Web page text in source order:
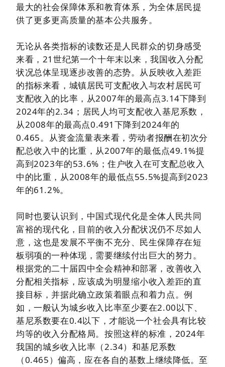
最大的社会保障体系和教育体系，为全体居民提
供了更多更高质量的基本公共服务。
无论从各类指标的读数还是人民群众的切身感受
来看，21世纪第一个十年末以来，我国收入分配
状况总体呈现逐步改善的态势。从反映收入差距
的指标来看，城镇居民可支配收入与农村居民可
支配收入的比率，从2007年的最高点3.14下降到
2024年的2.34；居民人均可支配收入基尼系数，
从2008年的最高点0.491下降到2024年的
0.465。从资金流量表来看，劳动者报酬在初次分
配总收入中的比重，从2007年的最低点49.1%提
高到2023年的53.6%；住户收入在可支配总收入
中的比重，从2008年的最低点55.5%提高到2023
年的61.2%。
同时也要认识到，中国式现代化是全体人民共同
富裕的现代化，目前的收入分配状况仍不尽如人
意，这也是发展不平衡不充分、民生保障存在短
板弱项的一种体现，需要继续付出巨大的努力。
根据党的二十届四中全会精神和部署，改善收入
分配相关指标，应该成为明显缩小收入差距的直
接目标，并据此确立政策着眼点和着力点。例
如，一般认为城乡收入比率至少要在2.00以下、
基尼系数要在0.4以下，才能说一个社会具有比较
均等的收入分配格局。按照这样的标准，2024年
我国的城乡收入比率（2.34）和基尼系数
（0.465）偏高，应在各自的基数上继续降低。至